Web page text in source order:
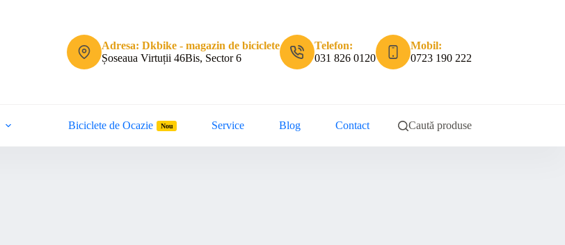
Adresa: Dkbike - magazin de biciclete
Șoseaua Virtuții 46Bis, Sector 6
Telefon:
031 826 0120
Mobil:
0723 190 222
Biciclete de Ocazie Nou Service Blog Contact Caută produse